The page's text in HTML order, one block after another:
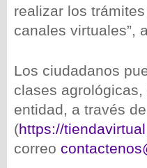
realizar los
canales virtuales”,
Los ciudadanos
clases
entidad, a través
(https://
correo